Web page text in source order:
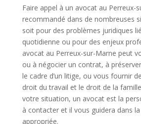
Faire appel à un avocat au Perreux-
recommandé dans de nombreuses
soit pour des problèmes juridiques
quotidienne ou pour des enjeux
avocat au Perreux-sur-Marne peut
ou à négocier un contrat, à
le cadre d’un litige, ou vous fournir
droit du travail et le droit de la
votre situation, un avocat est la
à contacter et il vous guidera dans
appropriée.